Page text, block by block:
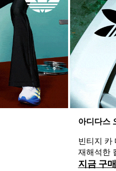
아디다스
빈티지 카
재해석한
지금 구